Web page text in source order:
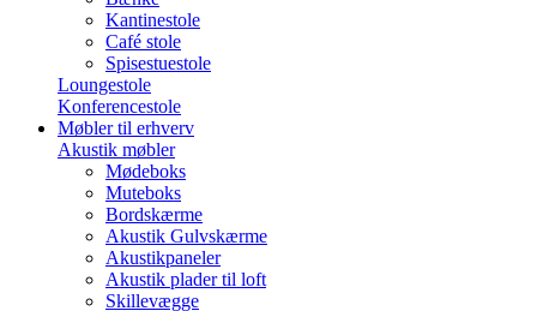
Kantinestole
Café stole
Spisestuestole
Loungestole
Konferencestole
Møbler til erhverv
Akustik møbler
Mødeboks
Muteboks
Bordskærme
Akustik Gulvskærme
Akustikpaneler
Akustik plader til loft
Skillevægge